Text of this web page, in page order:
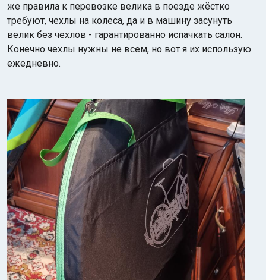
же правила к перевозке велика в поезде жёстко
требуют, чехлы на колеса, да и в машину засунуть
велик без чехлов - гарантированно испачкать салон.
Конечно чехлы нужны не всем, но вот я их использую
ежедневно.